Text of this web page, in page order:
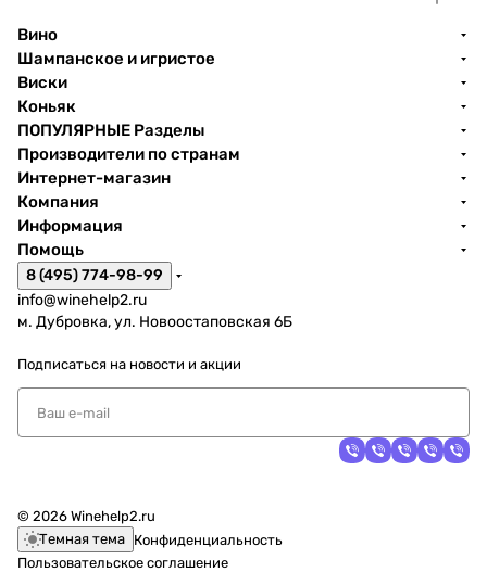
Вино
Шампанское и игристое
Виски
Коньяк
ПОПУЛЯРНЫЕ Разделы
Производители по странам
Интернет-магазин
Компания
Информация
Помощь
8 (495) 774-98-99
info@winehelp2.ru
м. Дубровка, ул. Новоостаповская 6Б
Подписаться на новости и акции
© 2026 Winehelp2.ru
Темная тема Конфиденциальность
Пользовательское соглашение